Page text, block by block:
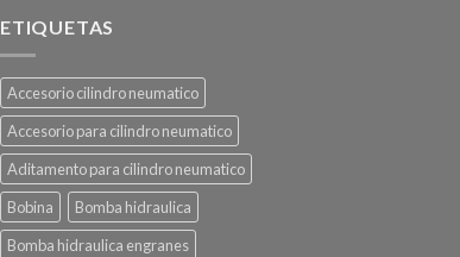
ETIQUETAS
Accesorio cilindro neumatico
Accesorio para cilindro neumatico
Aditamento para cilindro neumatico
Bobina
Bomba hidraulica
Bomba hidraulica engranes